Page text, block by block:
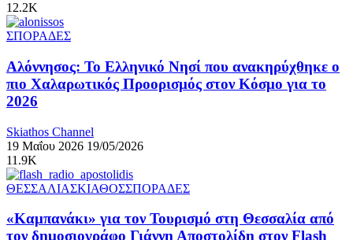
12.2K
ΣΠΟΡΑΔΕΣ
Αλόννησος: Το Ελληνικό Νησί που ανακηρύχθηκε ο
πιο Χαλαρωτικός Προορισμός στον Κόσμο για το
2026
Skiathos Channel
19 Μαΐου 2026 19/05/2026
11.9K
ΘΕΣΣΑΛΙΑΣΚΙΑΘΟΣΣΠΟΡΑΔΕΣ
«Καμπανάκι» για τον Τουρισμό στη Θεσσαλία από
τον δημοσιογράφο Γιάννη Αποστολίδη στον Flash